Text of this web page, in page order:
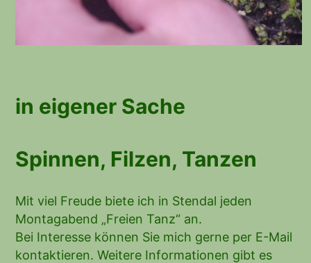
in eigener Sache
Spinnen, Filzen, Tanzen
Mit viel Freude biete ich in Stendal jeden
Montagabend „Freien Tanz“ an.
Bei Interesse können Sie mich gerne per E-Mail
kontaktieren. Weitere Informationen gibt es